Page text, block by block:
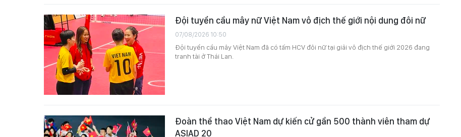
Đội tuyển cầu mây nữ Việt Nam vô địch thế giới nội dung đôi nữ
07/08/2026 10:50
Đội tuyển cầu mây Việt Nam đã có tấm HCV đôi nữ tại giải vô địch thế giới 2026 đang
tranh tài ở Thái Lan.
Đoàn thể thao Việt Nam dự kiến cử gần 500 thành viên tham dự
ASIAD 20